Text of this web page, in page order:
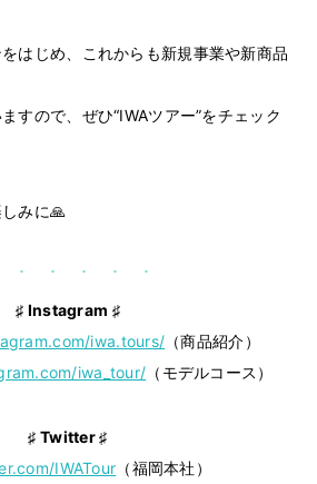
はじめ、これからも新規事業や新商品
すので、ぜひ“IWAツアー”をチェック
みに🙏
♯ Instagram ♯
iwa.tours/ （商品紹介）
iwa_tour/ （モデルコース）
♯ Twitter ♯
IWATour （福岡本社）